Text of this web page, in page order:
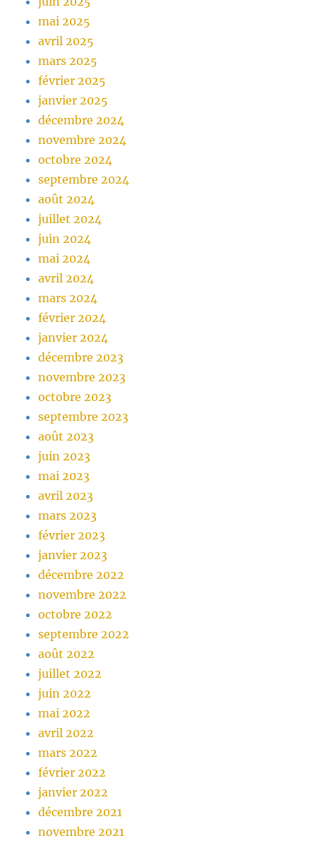
mai 2025
avril 2025
mars 2025
février 2025
janvier 2025
décembre 2024
novembre 2024
octobre 2024
septembre 2024
août 2024
juillet 2024
juin 2024
mai 2024
avril 2024
mars 2024
février 2024
janvier 2024
décembre 2023
novembre 2023
octobre 2023
septembre 2023
août 2023
juin 2023
mai 2023
avril 2023
mars 2023
février 2023
janvier 2023
décembre 2022
novembre 2022
octobre 2022
septembre 2022
août 2022
juillet 2022
juin 2022
mai 2022
avril 2022
mars 2022
février 2022
janvier 2022
décembre 2021
novembre 2021